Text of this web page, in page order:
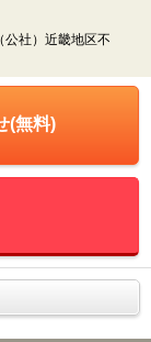
社）近畿地区不
(無料)